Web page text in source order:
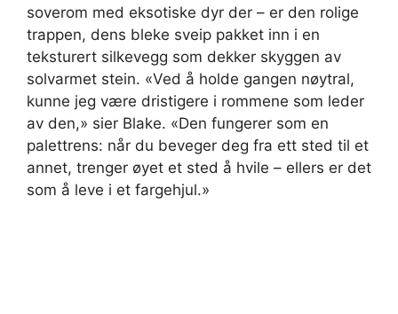
soverom med eksotiske dyr der – er den rolige
trappen, dens bleke sveip pakket inn i en
teksturert silkevegg som dekker skyggen av
solvarmet stein. «Ved å holde gangen nøytral,
kunne jeg være dristigere i rommene som leder
av den,» sier Blake. «Den fungerer som en
palettrens: når du beveger deg fra ett sted til et
annet, trenger øyet et sted å hvile – ellers er det
som å leve i et fargehjul.»